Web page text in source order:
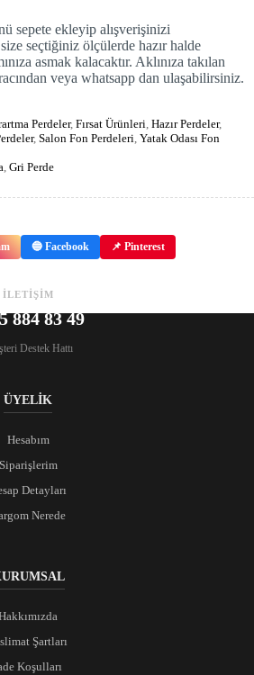
sepete ekleyip alışverişinizi
seçtiğiniz ölçülerde hazır halde
asmak kalacaktır. Aklınıza takılan
veya whatsapp dan ulaşabilirsiniz.
Perdeler, Fırsat Ürünleri Hazır Perdeler,
, Salon Fon Perdeleri Yatak Odası Fon
Gri Perde
🔵 Facebook 📌 Pinterest
İLETİŞİM
884 83 49
Destek Hattı
ÜYELİK
Hesabım
Siparişlerim
Detayları
Nerede
Şartları
Koşulları